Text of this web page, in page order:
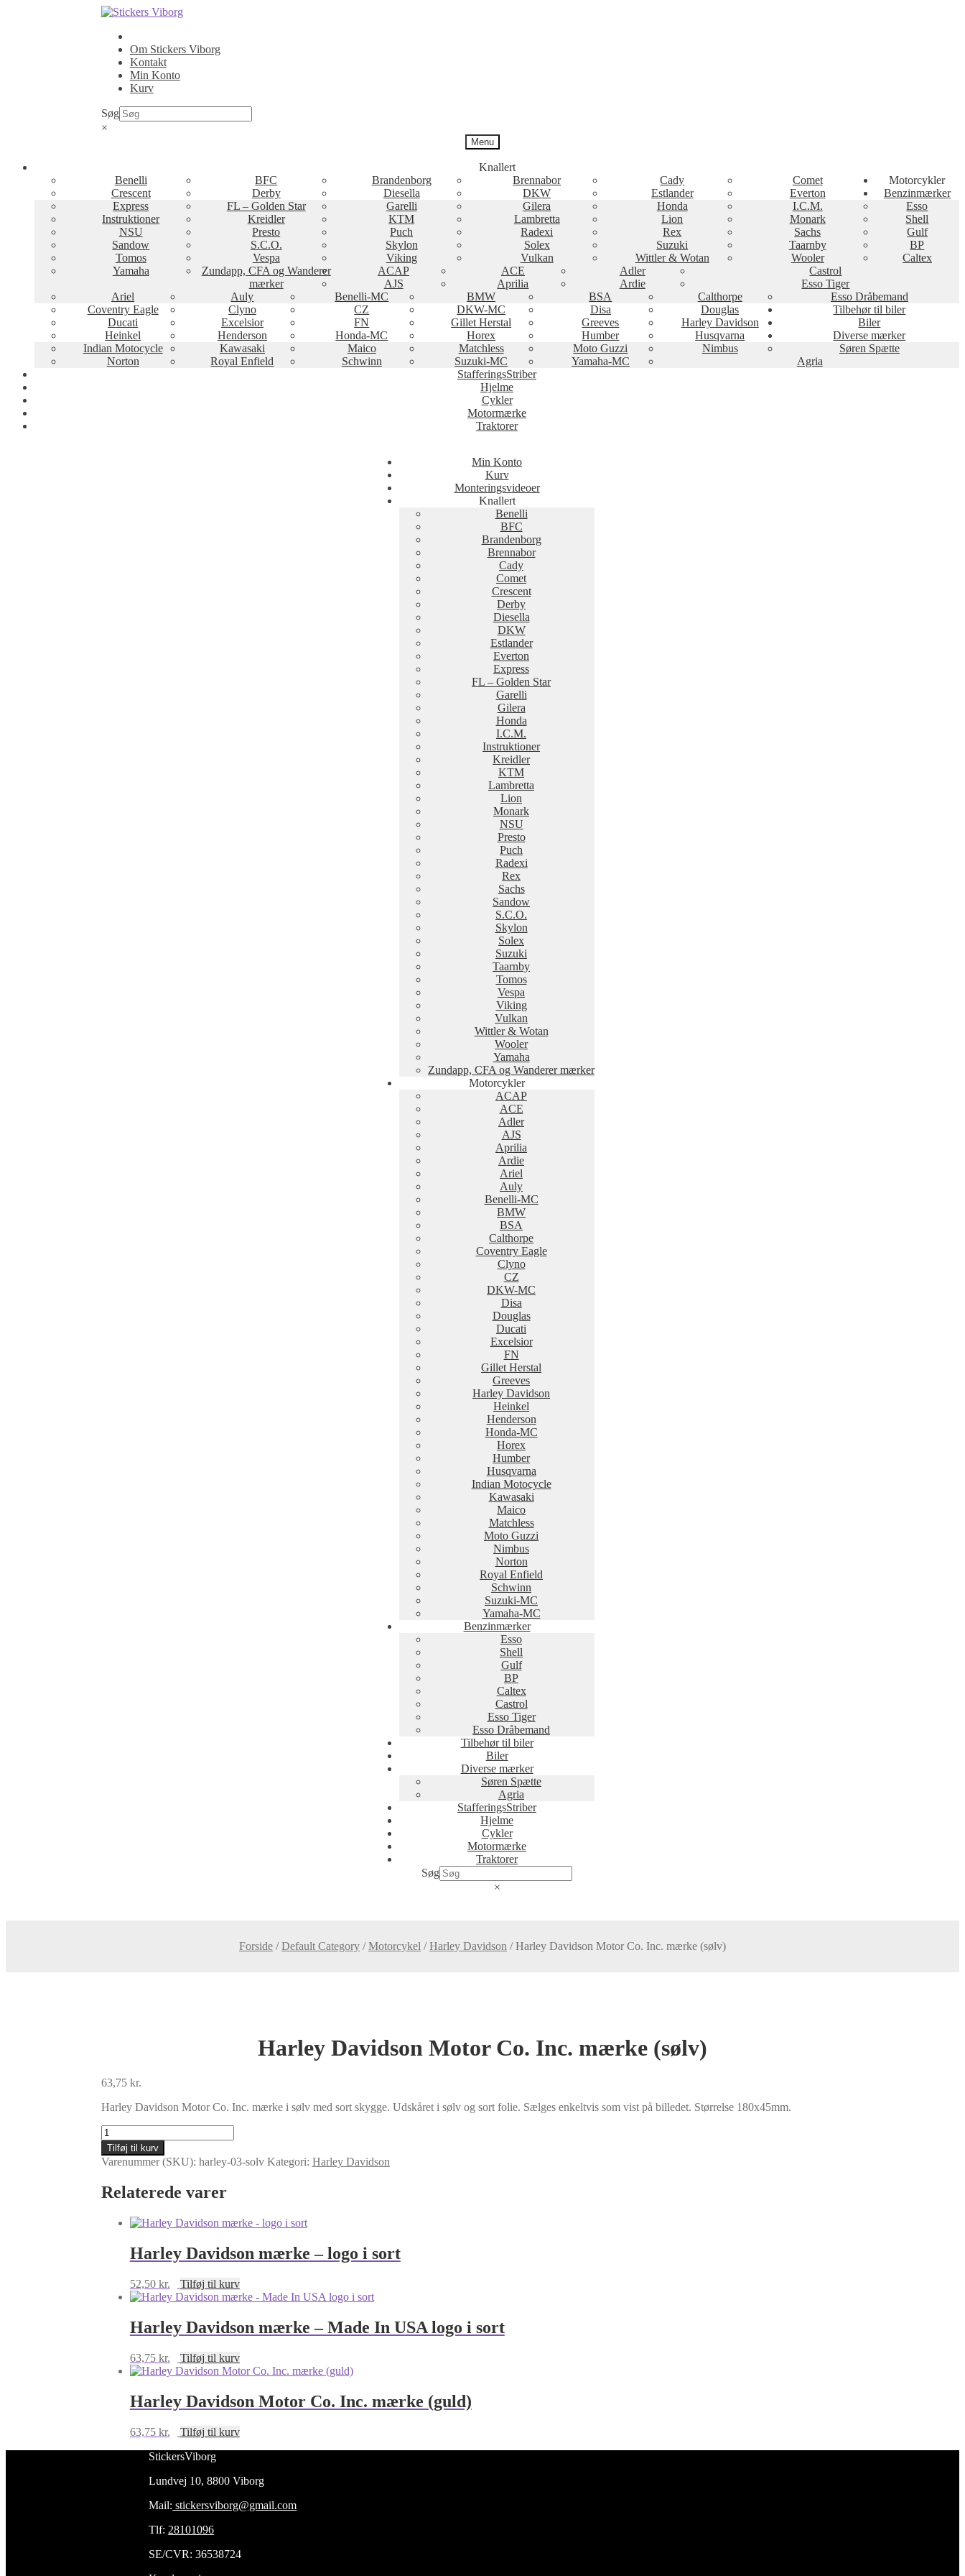
Spring
navigation
Spring
indhold
Om Stickers Viborg
Kontakt
Min Konto
Kurv
Søg
×
Menu
Knallert
Benelli
BFC Brandenborg Brennabor Cady
Comet
Crescent
Derby Diesella DKW Estlander
Everton
Express
FL – Golden Star Garelli Gilera Honda
I.C.M.
Instruktioner
Kreidler KTM Lambretta Lion
Monark
NSU
Presto Puch Radexi Rex
Sachs
Sandow
S.C.O. Skylon Solex Suzuki
Taarnby
Tomos
Vespa Viking Vulkan Wittler & Wotan
Wooler
Yamaha
Zundapp, CFA og Wanderer
mærker
Motorcykler
ACAP ACE
Adler
AJS
Aprilia
Ardie
Ariel
Auly Benelli-MC BMW BSA
Calthorpe
Coventry Eagle
Clyno CZ DKW-MC Disa
Douglas
Ducati
Excelsior FN Gillet Herstal Greeves
Harley Davidson
Heinkel
Henderson Honda-MC Horex Humber
Husqvarna
Indian Motocycle
Kawasaki Maico Matchless Moto Guzzi
Nimbus
Norton
Royal Enfield Schwinn Suzuki-MC Yamaha-MC
Benzinmærker
Esso
Shell
Gulf
BP
Caltex
Castrol
Esso Tiger
Esso Dråbemand
Tilbehør til biler
Biler
Diverse mærker
Søren Spætte
Agria
StafferingsStriber
Hjelme
Cykler
Motormærke
Traktorer
Min Konto
Kurv
Monteringsvideoer
Knallert
Benelli
BFC
Brandenborg
Brennabor
Cady
Comet
Crescent
Derby
Diesella
DKW
Estlander
Everton
Express
FL – Golden Star
Garelli
Gilera
Honda
I.C.M.
Instruktioner
Kreidler
KTM
Lambretta
Lion
Monark
NSU
Presto
Puch
Radexi
Rex
Sachs
Sandow
S.C.O.
Skylon
Solex
Suzuki
Taarnby
Tomos
Vespa
Viking
Vulkan
Wittler & Wotan
Wooler
Yamaha
Zundapp, CFA og Wanderer mærker
Motorcykler
ACAP
ACE
Adler
AJS
Aprilia
Ardie
Ariel
Auly
Benelli-MC
BMW
BSA
Calthorpe
Coventry Eagle
Clyno
CZ
DKW-MC
Disa
Douglas
Ducati
Excelsior
FN
Gillet Herstal
Greeves
Harley Davidson
Heinkel
Henderson
Honda-MC
Horex
Humber
Husqvarna
Indian Motocycle
Kawasaki
Maico
Matchless
Moto Guzzi
Nimbus
Norton
Royal Enfield
Schwinn
Suzuki-MC
Yamaha-MC
Benzinmærker
Esso
Shell
Gulf
BP
Caltex
Castrol
Esso Tiger
Esso Dråbemand
Tilbehør til biler
Biler
Diverse mærker
Søren Spætte
Agria
StafferingsStriber
Hjelme
Cykler
Motormærke
Traktorer
Søg
×
Forside /Default Category /Motorcykel /Harley Davidson /Harley Davidson Motor Co. Inc. mærke (sølv)
Harley Davidson Motor Co. Inc. mærke (sølv)
63,75 kr.
Harley Davidson Motor Co. Inc. mærke i sølv med sort skygge. Udskåret i sølv og sort folie. Sælges enkeltvis som vist på billedet. Størrelse 180x45mm.
Harley
Davidson
Motor
Co.
mærke
antal
Tilføj til kurv
Varenummer (SKU): harley-03-solv Kategori: Harley Davidson
Relaterede varer
Harley Davidson mærke – logo i sort
52,50 kr. Tilføj til kurv
Harley Davidson mærke – Made In USA logo i sort
63,75 kr. Tilføj til kurv
Harley Davidson Motor Co. Inc. mærke (guld)
63,75 kr.
Tilføj til kurv
StickersViborg
Lundvej 10, 8800 Viborg
Mail: stickersviborg@gmail.com
Tlf: 28101096
SE/CVR: 36538724